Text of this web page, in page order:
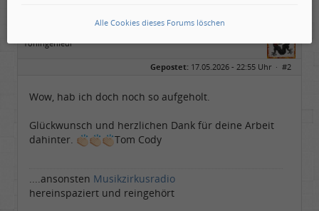
Toningenieur
Rain am Lech (Bayern)
Beiträge:
6540
Gepostet: 17.05.2026 - 22:55 Uhr · #2
Wow, hab ich doch noch so aufgeholt.
Glückwunsch und herzlichen Dank für deine Arbeit
dahinter.
Tom Cody
....ansonsten Musikzirkusradio
hereinspaziert und reingehört
Alle Cookies dieses Forums löschen